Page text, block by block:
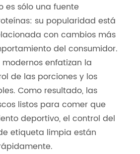
es sólo una fuente
su popularidad está
con cambios más
del consumidor.
enfatizan la
de las porciones y los
Como resultado, las
listos para comer que
deportivo, el control del
etiqueta limpia están